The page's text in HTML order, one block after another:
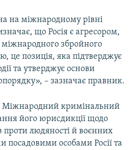
на міжнародному рівні
що Росія є агресором,
збройного
це позиція, яка підтверджує
та утверджує основи
– зазначає правник.
Міжнародний кримінальний
його юрисдикції щодо
проти людяності й воєнних
посадовими особами Росії та